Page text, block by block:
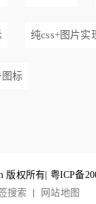
纯css+图片实
标
版权所有| 粤ICP备
搜索 网站地图